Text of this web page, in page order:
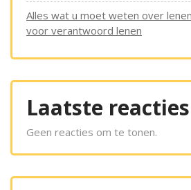
Alles wat u moet weten over
voor verantwoord lenen
Laatste reacties
Geen reacties om te tonen.